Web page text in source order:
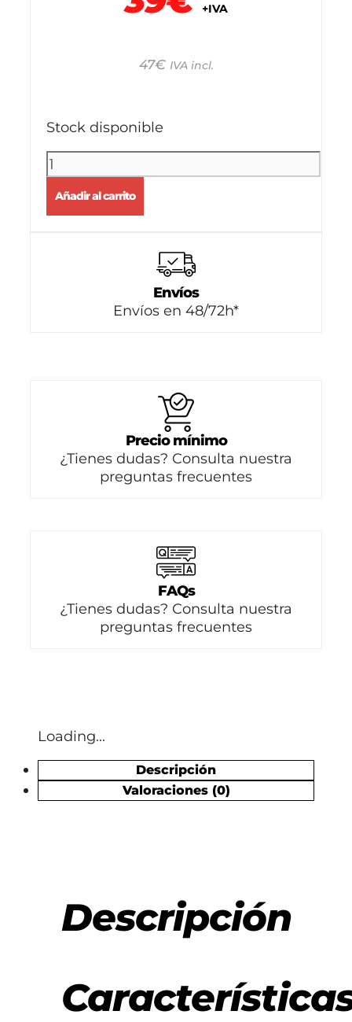
+IVA
47€ IVA incl.
Stock disponible
Añadir al carrito
Envíos
Envíos en 48/72h*
Precio mínimo
¿Tienes dudas? Consulta nuestra
preguntas frecuentes
FAQs
¿Tienes dudas? Consulta nuestra
preguntas frecuentes
Loading...
Descripción
Valoraciones (0)
Descripción